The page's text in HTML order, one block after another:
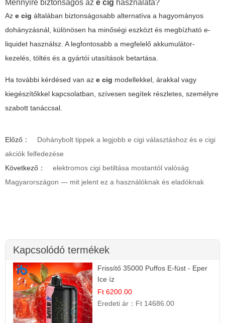
Mennyire biztonságos az e cig használata?
Az e cig általában biztonságosabb alternatíva a hagyományos
dohányzásnál, különösen ha minőségi eszközt és megbízható e-
liquidet használsz. A legfontosabb a megfelelő akkumulátor-
kezelés, töltés és a gyártói utasítások betartása.
Ha további kérdésed van az e cig modellekkel, árakkal vagy
kiegészítőkkel kapcsolatban, szívesen segítek részletes, személyre
szabott tanáccsal.
Előző：
Dohánybolt tippek a legjobb e cigi választáshoz és e cigi
akciók felfedezése
Következő：
elektromos cigi betiltása mostantól valóság
Magyarországon — mit jelent ez a használóknak és eladóknak
Kapcsolódó termékek
Frissítő 35000 Puffos E-füst - Eper
Ice íz
Ft 6200.00
Eredeti ár： Ft 14686.00